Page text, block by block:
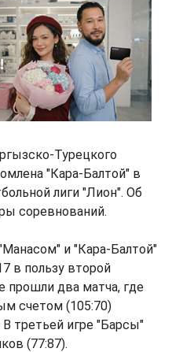
Турецкого
"Кара-Балтой" в
лиги "Лион". Об
соревнований.
и "Кара-Балтой"
в пользу второй
прошли два матча, где
счетом (105:70)
третьей игре "Барсы"
(77:87).